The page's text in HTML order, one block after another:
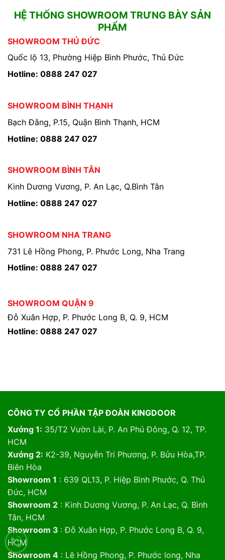
HỆ THỐNG SHOWROOM TRƯNG BÀY SẢN
PHẨM
SHOWROOM THỦ ĐỨC
Quốc lộ 13, Phường Hiệp Bình Phước, Thủ Đức
Hotline: 0888 247 027
SHOWROOM BÌNH THẠNH
Bạch Đằng, P.15, Quận Bình Thạnh, HCM
Hotline: 0888 247 027
SHOWROOM BÌNH TÂN
Kinh Dương Vương, P. An Lạc, Q.Bình Tân
Hotline: 0888 247 027
SHOWROOM NHA TRANG
731 Lê Hồng Phong, P. Phước Long, Nha Trang
Hotline: 0888 247 027
SHOWROOM QUẬN 9
Đỗ Xuân Hợp, P. Phước Long B, Q. 9, HCM
Hotline: 0888 247 027
CÔNG TY CỔ PHẦN TẬP ĐOÀN KINGDOOR
Xưởng 1: 35/T2 Vườn Lài, P. An Phú Đông, Q. 12, TP.
HCM
Xưởng 2: K2-39, Nguyễn Tri Phương, P. Bửu Hòa,TP.
Biên Hòa
Showroom 1 : 639 QL13, P. Hiệp Bình Phước, Q. Thủ
Đức, HCM
Showroom 2: Kinh Dương Vương, P. An Lạc, Q. Bình
Tân, HCM
Showroom 3 : Đỗ Xuân Hợp, P. Phước Long B, Q. 9,
HCM
Showroom 4: Lê Hồng Phong, P. Phước long, Nha